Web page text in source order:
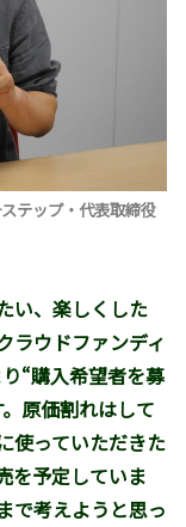
テップ・代表取締役
い、楽しくした
ラウドファンディ
“購入希望者を募
原価割れはして
使っていただきた
を予定していま
で考えようと思っ